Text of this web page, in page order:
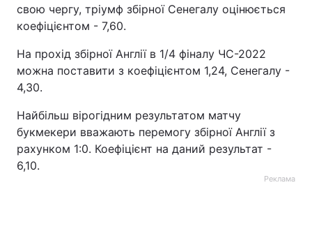
свою чергу, тріумф збірної Сенегалу оцінюється
коефіцієнтом - 7,60.
На прохід збірної Англії в 1/4 фіналу ЧС-2022
можна поставити з коефіцієнтом 1,24, Сенегалу -
4,30.
Найбільш вірогідним результатом матчу
букмекери вважають перемогу збірної Англії з
рахунком 1:0. Коефіцієнт на даний результат -
6,10.
Реклама